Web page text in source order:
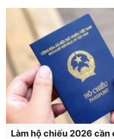
Làm hộ chiếu 2026